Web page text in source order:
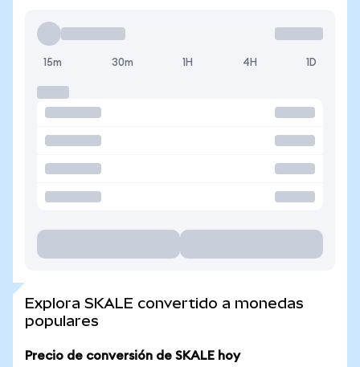
15m 30m 1H 4H 1D
Explora SKALE convertido a monedas
populares
Precio de conversión de SKALE hoy